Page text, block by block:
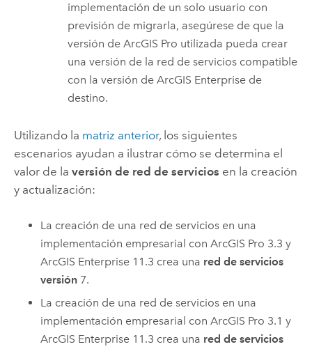
implementación de un solo usuario con
previsión de migrarla, asegúrese de que la
versión deArcGIS Pro utilizada pueda crear
una versión de la red de servicios compatible
con la versión deArcGIS Enterprise de
destino.
Utilizando la matriz anterior, los siguientes
escenarios ayudan a ilustrar cómo se determina el
valor de la versión de red de servicios en la creación
y actualización:
La creación de una red de servicios en una
implementación empresarial conArcGIS Pro 3.3 y
ArcGIS Enterprise 11.3 crea una red de servicios
versión 7.
La creación de una red de servicios en una
implementación empresarial conArcGIS Pro 3.1 y
ArcGIS Enterprise 11.3 crea una red de servicios